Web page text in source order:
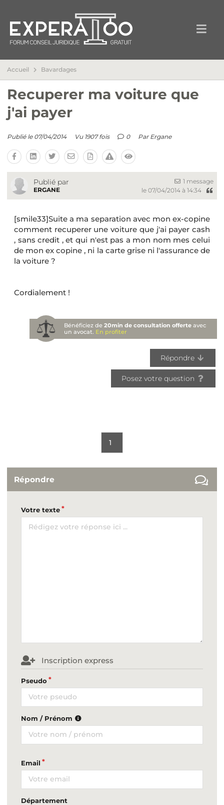
Accueil Bavardages
Recuperer ma voiture que
j'ai payer
Publié le 07/04/2014 Vu 1907 fois 0 Par Ergane
Publié par
ERGANE
1 message
le 07/04/2014 à 14:34
[smile33]Suite a ma separation avec mon ex-copine
comment recuperer une voiture que j'ai payer cash
, sans credit , et qui n'est pas a mon nom mes celui
de mon ex copine , ni la carte grise ni l'assurance de
la voiture ?
Cordialement !
Bénéficiez de20min de consultation offerte avec
un avocat. En profiter
Répondre
Posez votre question
1
Répondre
Votre texte
Inscription express
Pseudo
Nom / Prénom
Email
Département